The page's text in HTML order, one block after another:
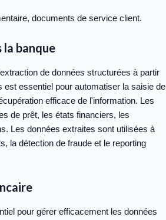
documents de service client.
banque
de données structurées à partir
essentiel pour automatiser la saisie de
efficace de l'information. Les
de prêt, les états financiers, les
Les données extraites sont utilisées à
la détection de fraude et le reporting
pour gérer efficacement les données